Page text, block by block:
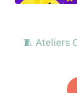
🧵 Ateliers